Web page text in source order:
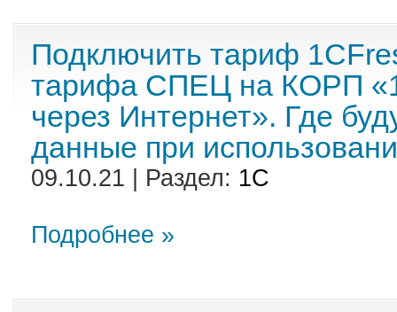
Подключить тариф
тарифа СПЕЦ на КОРП
через Интернет». Где
данные при
09.10.21 | Раздел: 1С
Подробнее »